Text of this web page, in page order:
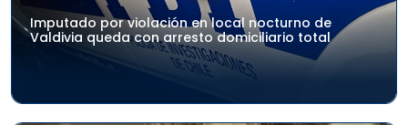
Imputado por violación en local nocturno de
Valdivia queda con arresto domiciliario total